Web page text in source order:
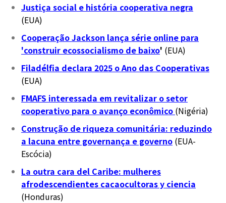
Justiça social e história cooperativa negra
(EUA)
Cooperação Jackson lança série online para
'construir ecossocialismo de baixo' (EUA)
Filadélfia declara 2025 o Ano das Cooperativas
(EUA)
FMAFS interessada em revitalizar o setor
cooperativo para o avanço econômico (Nigéria)
Construção de riqueza comunitária: reduzindo
a lacuna entre governança e governo (EUA-
Escócia)
La outra cara del Caribe: mulheres
afrodescendientes cacaocultoras y ciencia
(Honduras)